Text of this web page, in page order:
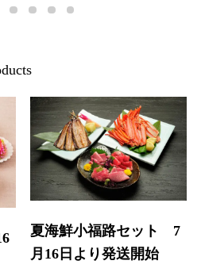
3 4 5 6
夏海鮮小福路セット 7
月16日より発送開始